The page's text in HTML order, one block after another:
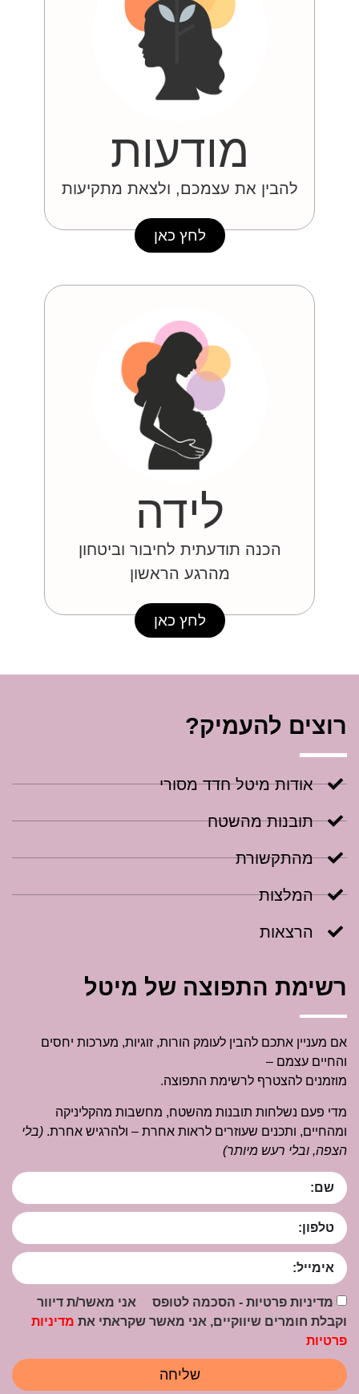
מודעות
להבין את עצמכם, ולצאת מתקיעות
לחץ כאן
לידה
הכנה תודעתית לחיבור וביטחון
מהרגע הראשון
לחץ כאן
רוצים להעמיק?
אודות מיטל חדד מסורי
תובנות מהשטח
מהתקשורת
המלצות
הרצאות
רשימת התפוצה של מיטל
אם מעניין אתכם להבין לעומק הורות, זוגיות, מערכות יחסים
והחיים עצמם –
מוזמנים להצטרף לרשימת התפוצה.
מדי פעם נשלחות תובנות מהשטח, מחשבות מהקליניקה
ומהחיים, ותכנים שעוזרים לראות אחרת – ולהרגיש אחרת. (בלי
הצפה, ובלי רעש מיותר)
מדיניות פרטיות - הסכמה לטופס אני מאשר/ת דיוור
וקבלת חומרים שיווקיים, אני מאשר שקראתי את מדיניות
פרטיות
שליחה